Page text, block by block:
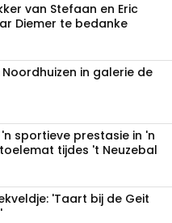
van Stefaan en Eric
Diemer te bedanke
Noordhuizen in galerie de
sportieve prestasie in 'n
tijdes 't Neuzebal
'Taart bij de Geit